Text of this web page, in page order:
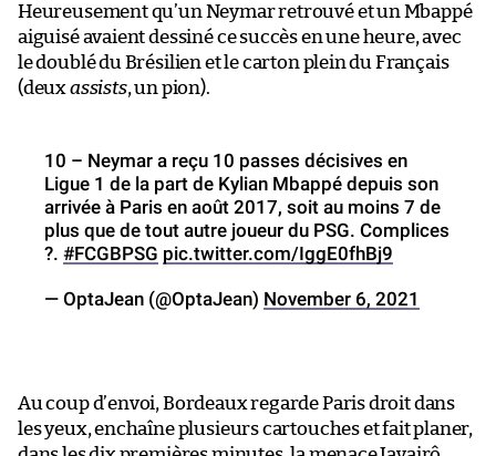
Heureusement qu’un Neymar retrouvé et un Mbappé
aiguisé avaient dessiné ce succès en une heure, avec
le doublé du Brésilien et le carton plein du Français
(deux assists, un pion).
10 – Neymar a reçu 10 passes décisives en
Ligue 1 de la part de Kylian Mbappé depuis son
arrivée à Paris en août 2017, soit au moins 7 de
plus que de tout autre joueur du PSG. Complices
?. #FCGBPSG pic.twitter.com/IggE0fhBj9
— OptaJean (@OptaJean) November 6, 2021
Au coup d’envoi, Bordeaux regarde Paris droit dans
les yeux, enchaîne plusieurs cartouches et fait planer,